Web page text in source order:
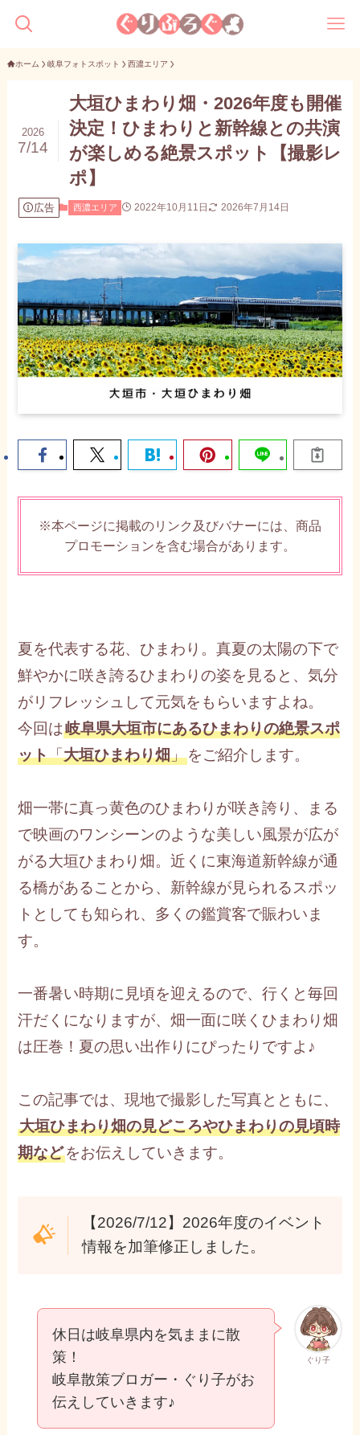
ホーム 岐阜フォトスポット 西濃エリア
大垣ひまわり畑・2026年度も開催
決定！ひまわりと新幹線との共演
が楽しめる絶景スポット【撮影レ
ポ】
2026
7/14
広告 西濃エリア 2022年10月11日 2026年7月14日
※本ページに掲載のリンク及びバナーには、商品
プロモーションを含む場合があります。
夏を代表する花、ひまわり。真夏の太陽の下で
鮮やかに咲き誇るひまわりの姿を見ると、気分
がリフレッシュして元気をもらいますよね。
今回は岐阜県大垣市にあるひまわりの絶景スポ
ット「大垣ひまわり畑」をご紹介します。
畑一帯に真っ黄色のひまわりが咲き誇り、まる
で映画のワンシーンのような美しい風景が広が
がる大垣ひまわり畑。近くに東海道新幹線が通
る橋があることから、新幹線が見られるスポッ
トとしても知られ、多くの鑑賞客で賑わいま
す。
一番暑い時期に見頃を迎えるので、行くと毎回
汗だくになりますが、畑一面に咲くひまわり畑
は圧巻！夏の思い出作りにぴったりですよ♪
この記事では、現地で撮影した写真とともに、
大垣ひまわり畑の見どころやひまわりの見頃時
期などをお伝えしていきます。
【2026/7/12】2026年度のイベント
情報を加筆修正しました。
ぐり子
休日は岐阜県内を気ままに散
策！
岐阜散策ブロガー・ぐり子がお
伝えしていきます♪